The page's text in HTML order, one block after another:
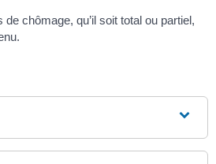
de chômage, qu’il soit total ou partiel,